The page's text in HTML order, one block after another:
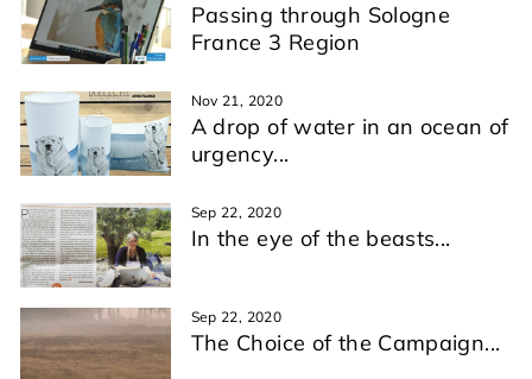
Passing through Sologne
France 3 Region
Nov 21, 2020
A drop of water in an ocean of
urgency...
Sep 22, 2020
In the eye of the beasts...
Sep 22, 2020
The Choice of the Campaign...